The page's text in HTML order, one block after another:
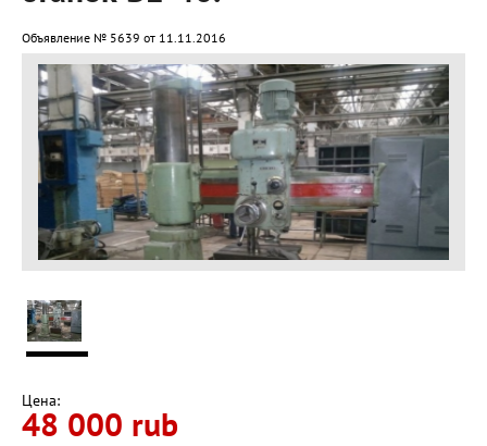
Объявление № 5639 от 11.11.2016
Цена:
48 000 rub